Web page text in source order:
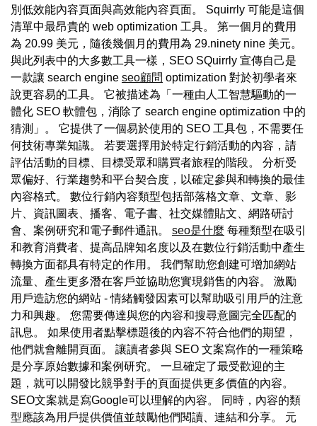
別低效能內容頁面與高效能內容頁面。 Squirrly 可能是這個
清單中最昂貴的 web optimization 工具。 第一個月的費用
為 20.99 美元，隨後幾個月的費用為 29.ninety nine 美元。
與此列表中的大多數工具一樣，SEO SQuirrly 宣傳自己是
一款讓 search engine seo顧問 optimization 對於初學者來
說更容易的工具。 它被描述為「一種由人工智慧驅動的一
體化 SEO 軟體包，消除了 search engine optimization 中的
猜測」。 它提供了一個易於使用的 SEO 工具包，不需要任
何技術專業知識。 若要選擇用於特定行銷活動的內容，請
評估活動的目標、目標受眾和購買者旅程的階段。 分析受
眾偏好、行業趨勢和平台契合度，以確定參與和轉換的最佳
內容格式。 數位行銷內容類型包括部落格文章、文章、影
片、資訊圖表、播客、電子書、社交媒體貼文、網路研討
會、案例研究和電子郵件通訊。 seo是什麼 每種類型在吸引
和教育消費者、提高品牌知名度以及在數位行銷活動中產生
轉換方面都具有特定的作用。 我們幫助您創建可增加網站
流量、產生更多潛在客戶並協助您實現銷售的內容。 激勵
用戶造訪您的網站 - 情緒觸發因素可以幫助吸引用戶的注意
力和興趣。 您需要傳達與您的內容和搜尋意圖完全匹配的
訊息。 如果使用者點擊標題後的內容不符合他們的期望，
他們就會離開頁面。 讓讀者參與 SEO 文案寫作的一種策略
是分享原始數據和案例研究。 一旦確定了最受歡迎的主
題，就可以開發比競爭對手的頁面提供更多價值的內容。
SEO文案就是寫Google可以理解的內容。 同時，內容的類
型應該為用戶提供價值並鼓勵他們閱讀、連結和分享。 元